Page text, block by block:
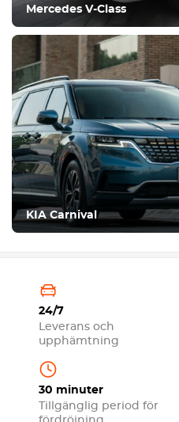
Mercedes V-Class
KIA Carnival
24/7
Leverans och
upphämtning
30 minuter
Tillgänglig period för